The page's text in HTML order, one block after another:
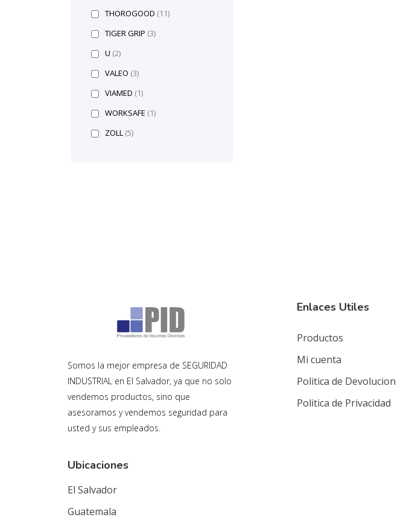
THOROGOOD (11)
TIGER GRIP (3)
U (2)
VALEO (3)
VIAMED (1)
WORKSAFE (1)
ZOLL (5)
Somos la mejor empresa de SEGURIDAD
INDUSTRIAL en El Salvador, ya que no solo
vendemos productos, sino que
asesoramos y vendemos seguridad para
usted y sus empleados.
Ubicaciones
El Salvador
Guatemala
Enlaces Utiles
Productos
Mi cuenta
Politica de Devolucion
Politica de Privacidad